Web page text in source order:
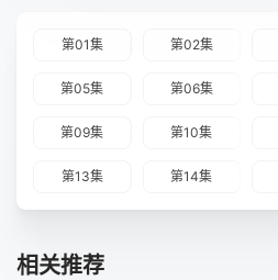
第01集 第02集
第05集 第06集
第09集 第10集
第13集 第14集
相关推荐